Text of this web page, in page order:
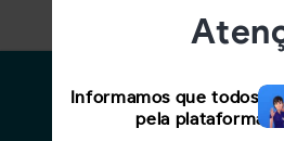
Para
Informamos que todos
pela plataforma